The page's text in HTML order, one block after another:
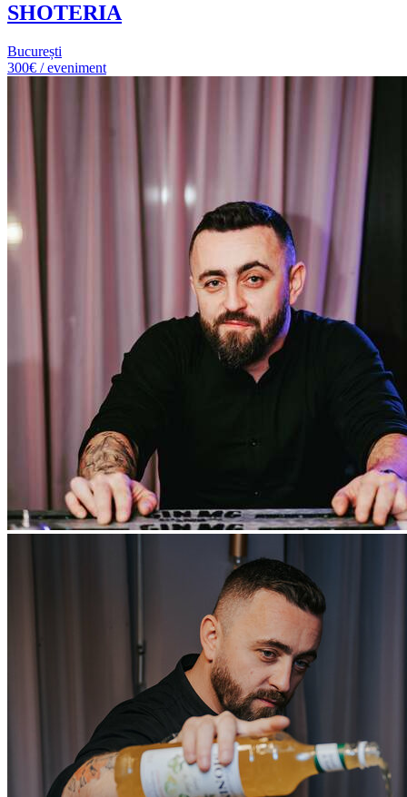
SHOTERIA
București
300€ / eveniment